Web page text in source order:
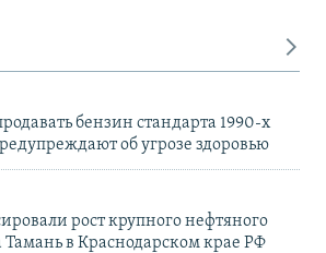
бензин стандарта 1990-х
об угрозе здоровью
рост крупного нефтяного
Тамань в Краснодарском крае РФ